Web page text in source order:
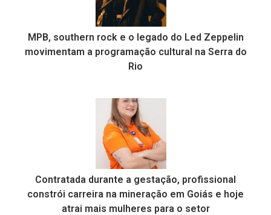
MPB, southern rock e o legado do Led Zeppelin
movimentam a programação cultural na Serra do
Rio
Contratada durante a gestação, profissional
constrói carreira na mineração em Goiás e hoje
atrai mais mulheres para o setor